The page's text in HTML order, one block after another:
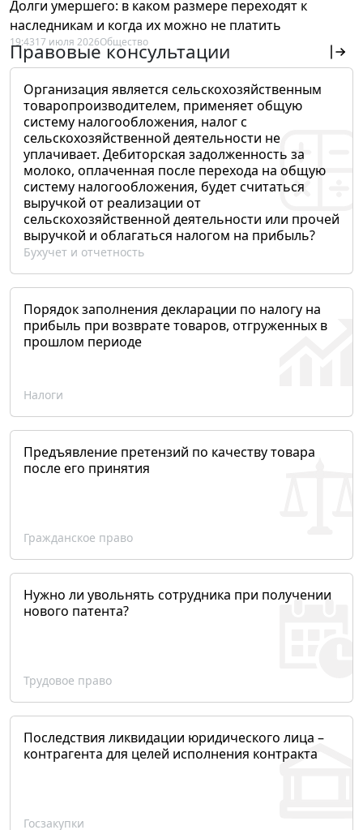
Долги умершего: в каком размере переходят к
наследникам и когда их можно не платить
19:4317 июля 2026Общество
Правовые консультации
Организация является сельскохозяйственным
товаропроизводителем, применяет общую
систему налогообложения, налог с
сельскохозяйственной деятельности не
уплачивает. Дебиторская задолженность за
молоко, оплаченная после перехода на общую
систему налогообложения, будет считаться
выручкой от реализации от
сельскохозяйственной деятельности или прочей
выручкой и облагаться налогом на прибыль?
Бухучет и отчетность
Порядок заполнения декларации по налогу на
прибыль при возврате товаров, отгруженных в
прошлом периоде
Налоги
Предъявление претензий по качеству товара
после его принятия
Гражданское право
Нужно ли увольнять сотрудника при получении
нового патента?
Трудовое право
Последствия ликвидации юридического лица –
контрагента для целей исполнения контракта
Госзакупки